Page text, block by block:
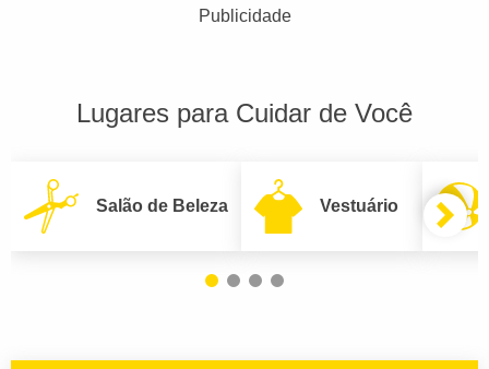
Publicidade
Lugares para Cuidar de Você
Salão de Beleza Vestuário